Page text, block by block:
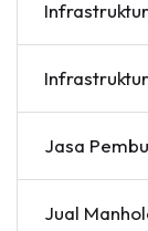
Jasa
Jual